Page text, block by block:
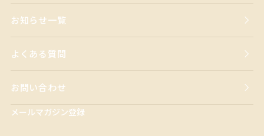
お知らせ一覧
よくある質問
お問い合わせ
メールマガジン登録